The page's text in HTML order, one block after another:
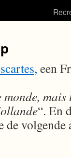
een
monde,
“. En
de volgende